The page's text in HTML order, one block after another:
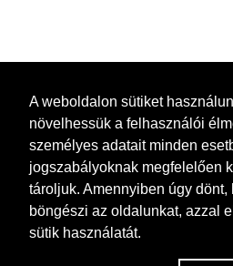
A weboldalon sütiket
növelhessük a felhasználói
személyes adatait minden
jogszabályoknak megfelelően
tároljuk. Amennyiben úgy dönt,
böngészi az oldalunkat, azzal
sütik használatát.